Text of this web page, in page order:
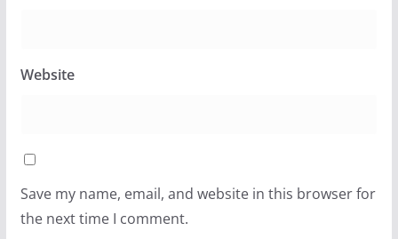
Website
Save my name, email, and website in this browser for
the next time I comment.